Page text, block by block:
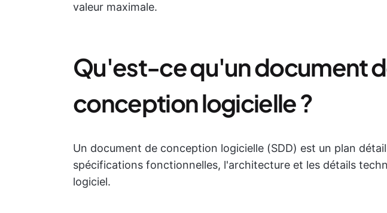
valeur maximale.
Qu'est-ce qu'un document
conception logicielle ?
Un document de conception logicielle (SDD) est un plan
spécifications fonctionnelles, l'architecture et les détails
logiciel.